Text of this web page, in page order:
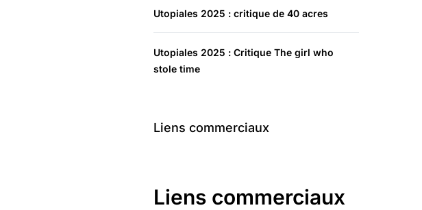
Utopiales 2025 : critique de 40 acres
Utopiales 2025 : Critique The girl who
stole time
Liens commerciaux
Liens commerciaux